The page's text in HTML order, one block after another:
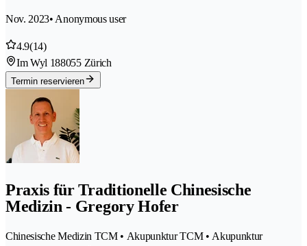
Nov. 2023• Anonymous user
4.9(14)
Im Wyl 188055 Zürich
Termin reservieren
Praxis für Traditionelle Chinesische
Medizin - Gregory Hofer
Chinesische Medizin TCM • Akupunktur TCM • Akupunktur